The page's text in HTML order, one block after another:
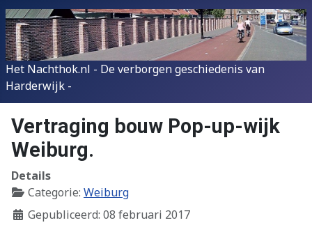
Het Nachthok.nl - De verborgen geschiedenis van
Harderwijk -
Vertraging bouw Pop-up-wijk
Weiburg.
Details
Categorie: Weiburg
Gepubliceerd: 08 februari 2017